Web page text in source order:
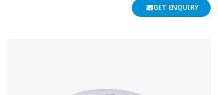
GET ENQUIRY